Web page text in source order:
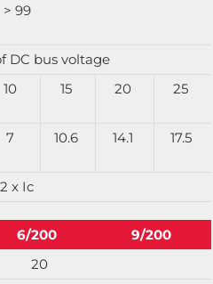
> 99
DC bus voltage
10 15 20 25
7 10.6 14.1 17.5
2 x Ic
6/200
9/200
20